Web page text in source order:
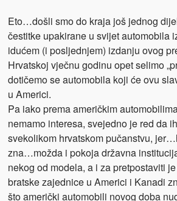
Eto…došli smo do kraja još jednog
čestitke upakirane u svijet automobila
idućem (i posljednjem) izdanju ovog
Hrvatskoj vječnu godinu opet selimo
dotičemo se automobila koji će ovu
u Americi.
Pa iako prema američkim
nemamo interesa, svejedno je red da
svekolikom hrvatskom pučanstvu,
zna…možda i pokoja državna
nekog od modela, a i za pretpostaviti
bratske zajednice u Americi i Kanadi
što američki automobili novog doba